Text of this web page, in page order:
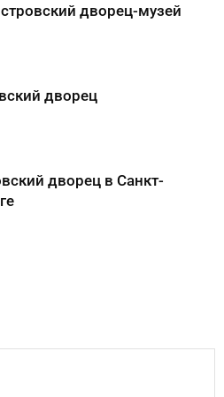
дворец-музей
дворец
дворец в Санкт-